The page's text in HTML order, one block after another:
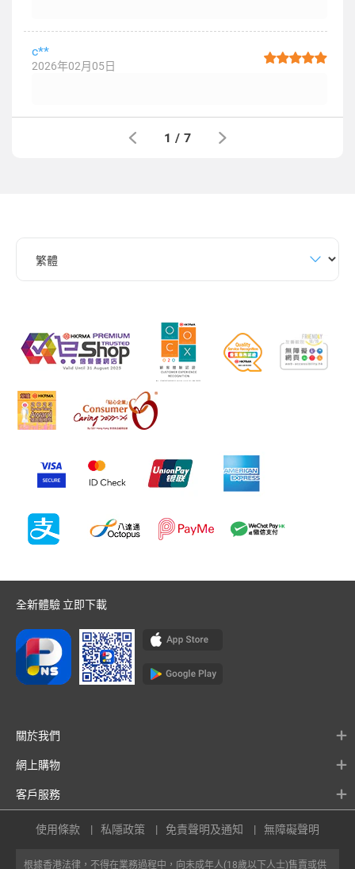
c**
2026年02月05日
1 / 7
全新體驗 立即下載
關於我們
網上購物
客戶服務
根據香港法律，不得在業務過程中，向未成年人(18歲以下人士)售賣或供
使用條款 私隱政策 免責聲明及通知 無障礙聲明